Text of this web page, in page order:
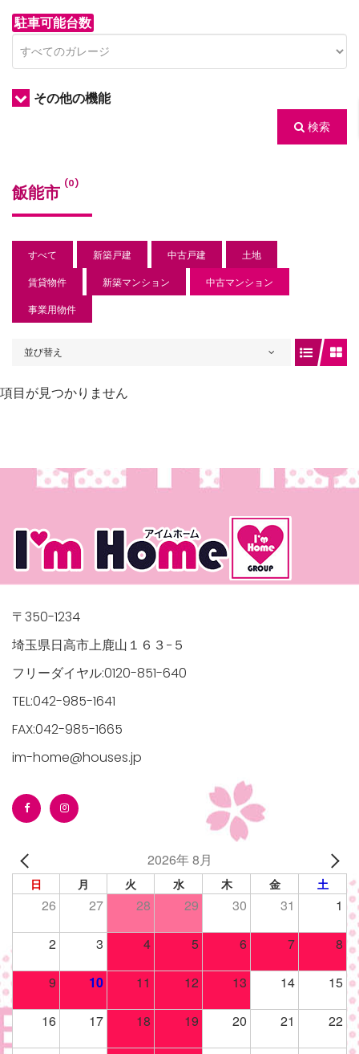
駐車可能台数
その他の機能
検索
飯能市 (0)
すべて 新築戸建 中古戸建
土地
賃貸物件
新築マンション
中古マンション
事業用物件
並び替え
項目が見つかりません
top-
top-
manager/wp-
top-
manager/wp-
top-
〒350-1234
埼玉県日高市上鹿山１６３−５
フリーダイヤル:0120-851-640
TEL:042-985-1641
FAX:042-985-1665
im-home@houses.jp
2026年 8月
日 月 火 水 木 金 土
26 27 28 29 30 31 1
2 3 4 5 6 7 8
9 10 11 12 13 14 15
16 17 18 19 20 21 22